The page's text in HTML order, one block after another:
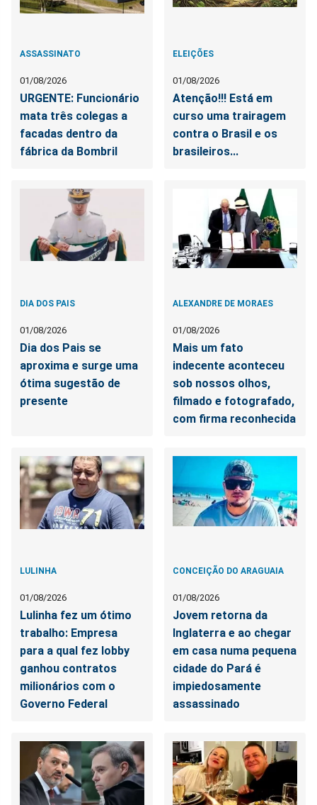
ASSASSINATO
01/08/2026
URGENTE: Funcionário
mata três colegas a
facadas dentro da
fábrica da Bombril
ELEIÇÕES
01/08/2026
Atenção!!! Está em
curso uma trairagem
contra o Brasil e os
brasileiros...
DIA DOS PAIS
01/08/2026
Dia dos Pais se
aproxima e surge uma
ótima sugestão de
presente
ALEXANDRE DE MORAES
01/08/2026
Mais um fato
indecente aconteceu
sob nossos olhos,
filmado e fotografado,
com firma reconhecida
LULINHA
01/08/2026
Lulinha fez um ótimo
trabalho: Empresa
para a qual fez lobby
ganhou contratos
milionários com o
Governo Federal
CONCEIÇÃO DO ARAGUAIA
01/08/2026
Jovem retorna da
Inglaterra e ao chegar
em casa numa pequena
cidade do Pará é
impiedosamente
assassinado